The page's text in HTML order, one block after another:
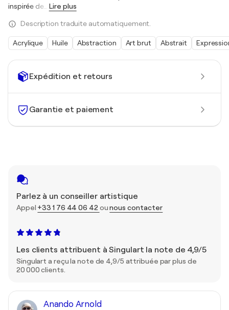
Expédition et retours
Garantie et paiement
Parlez à un conseiller artistique
Appel +33 1 76 44 06 42ounous contacter
Les clients attribuent à Singulart la note de 4,9/5
Singulart a reçu la note de 4,9/5 attribuée par plus de
20 000 clients.
Anando Arnold
inspirée de… Lire plus
Description traduite automatiquement.
Acrylique Huile Abstraction Art brut Abstrait